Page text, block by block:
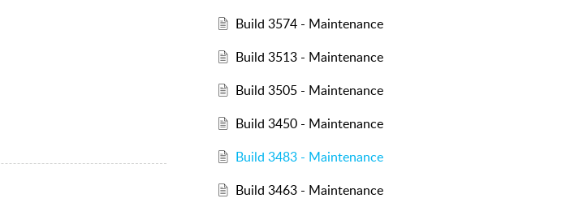
Build 3574 - Maintenance
Build 3513 - Maintenance
Build 3505 - Maintenance
Build 3450 - Maintenance
Build 3483 - Maintenance
Build 3463 - Maintenance